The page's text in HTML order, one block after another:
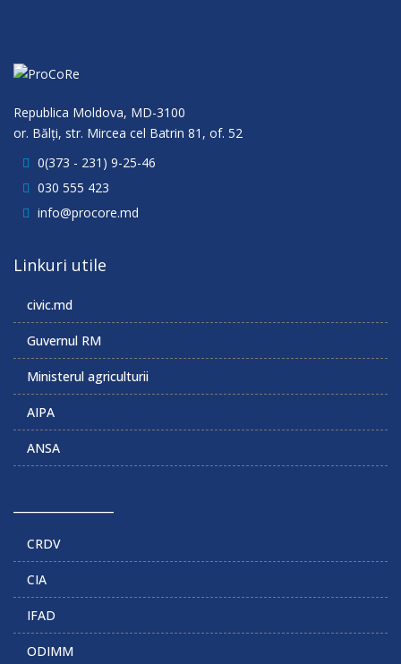
Republica Moldova, MD-3100
or. Bălţi, str. Mircea cel Batrin 81, of. 52
0(373 - 231) 9-25-46
030 555 423
info@procore.md
Linkuri utile
civic.md
Guvernul RM
Ministerul agriculturii
AIPA
ANSA
CRDV
CIA
IFAD
ODIMM